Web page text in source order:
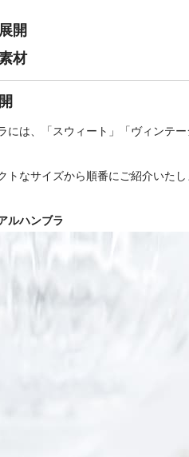
開
材
には、「スウィート」「ヴィンテ
トなサイズから順番にご紹介いたし
ルハンブラ